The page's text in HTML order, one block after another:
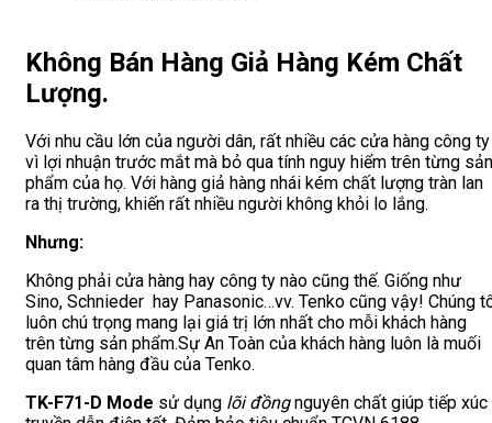
Không Bán Hàng Giả Hàng Kém Chất
Lượng.
Với nhu cầu lớn của người dân, rất nhiều các cửa hàng công ty
vì lợi nhuận trước mắt mà bỏ qua tính nguy hiểm trên từng sản
phẩm của họ. Với hàng giả hàng nhái kém chất lượng tràn lan
ra thị trường, khiến rất nhiều người không khỏi lo lắng.
Nhưng:
Không phải cửa hàng hay công ty nào cũng thế. Giống như
Sino, Schnieder hay Panasonic…vv. Tenko cũng vậy! Chúng
luôn chú trọng mang lại giá trị lớn nhất cho mỗi khách hàng
trên từng sản phẩm.Sự An Toàn của khách hàng luôn là muối
quan tâm hàng đầu của Tenko.
TK-F71-D Mode sử dụng lõi đồngnguyên chất giúp tiếp xúc